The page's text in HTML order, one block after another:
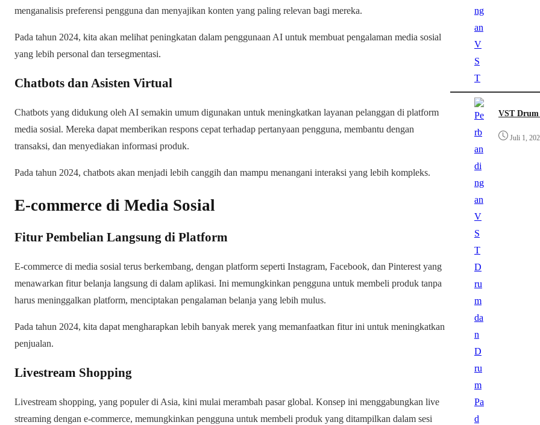
menganalisis preferensi pengguna dan menyajikan konten yang paling relevan bagi mereka.
Pada tahun 2024, kita akan melihat peningkatan dalam penggunaan AI untuk membuat pengalaman media sosial
yang lebih personal dan tersegmentasi.
Chatbots dan Asisten Virtual
Chatbots yang didukung oleh AI semakin umum digunakan untuk meningkatkan layanan pelanggan di platform
media sosial. Mereka dapat memberikan respons cepat terhadap pertanyaan pengguna, membantu dengan
transaksi, dan menyediakan informasi produk.
Pada tahun 2024, chatbots akan menjadi lebih canggih dan mampu menangani interaksi yang lebih kompleks.
E-commerce di Media Sosial
Fitur Pembelian Langsung di Platform
E-commerce di media sosial terus berkembang, dengan platform seperti Instagram, Facebook, dan Pinterest yang
menawarkan fitur belanja langsung di dalam aplikasi. Ini memungkinkan pengguna untuk membeli produk tanpa
harus meninggalkan platform, menciptakan pengalaman belanja yang lebih mulus.
Pada tahun 2024, kita dapat mengharapkan lebih banyak merek yang memanfaatkan fitur ini untuk meningkatkan
penjualan.
Livestream Shopping
Livestream shopping, yang populer di Asia, kini mulai merambah pasar global. Konsep ini menggabungkan live
streaming dengan e-commerce, memungkinkan pengguna untuk membeli produk yang ditampilkan dalam sesi
VST
Juli 1,